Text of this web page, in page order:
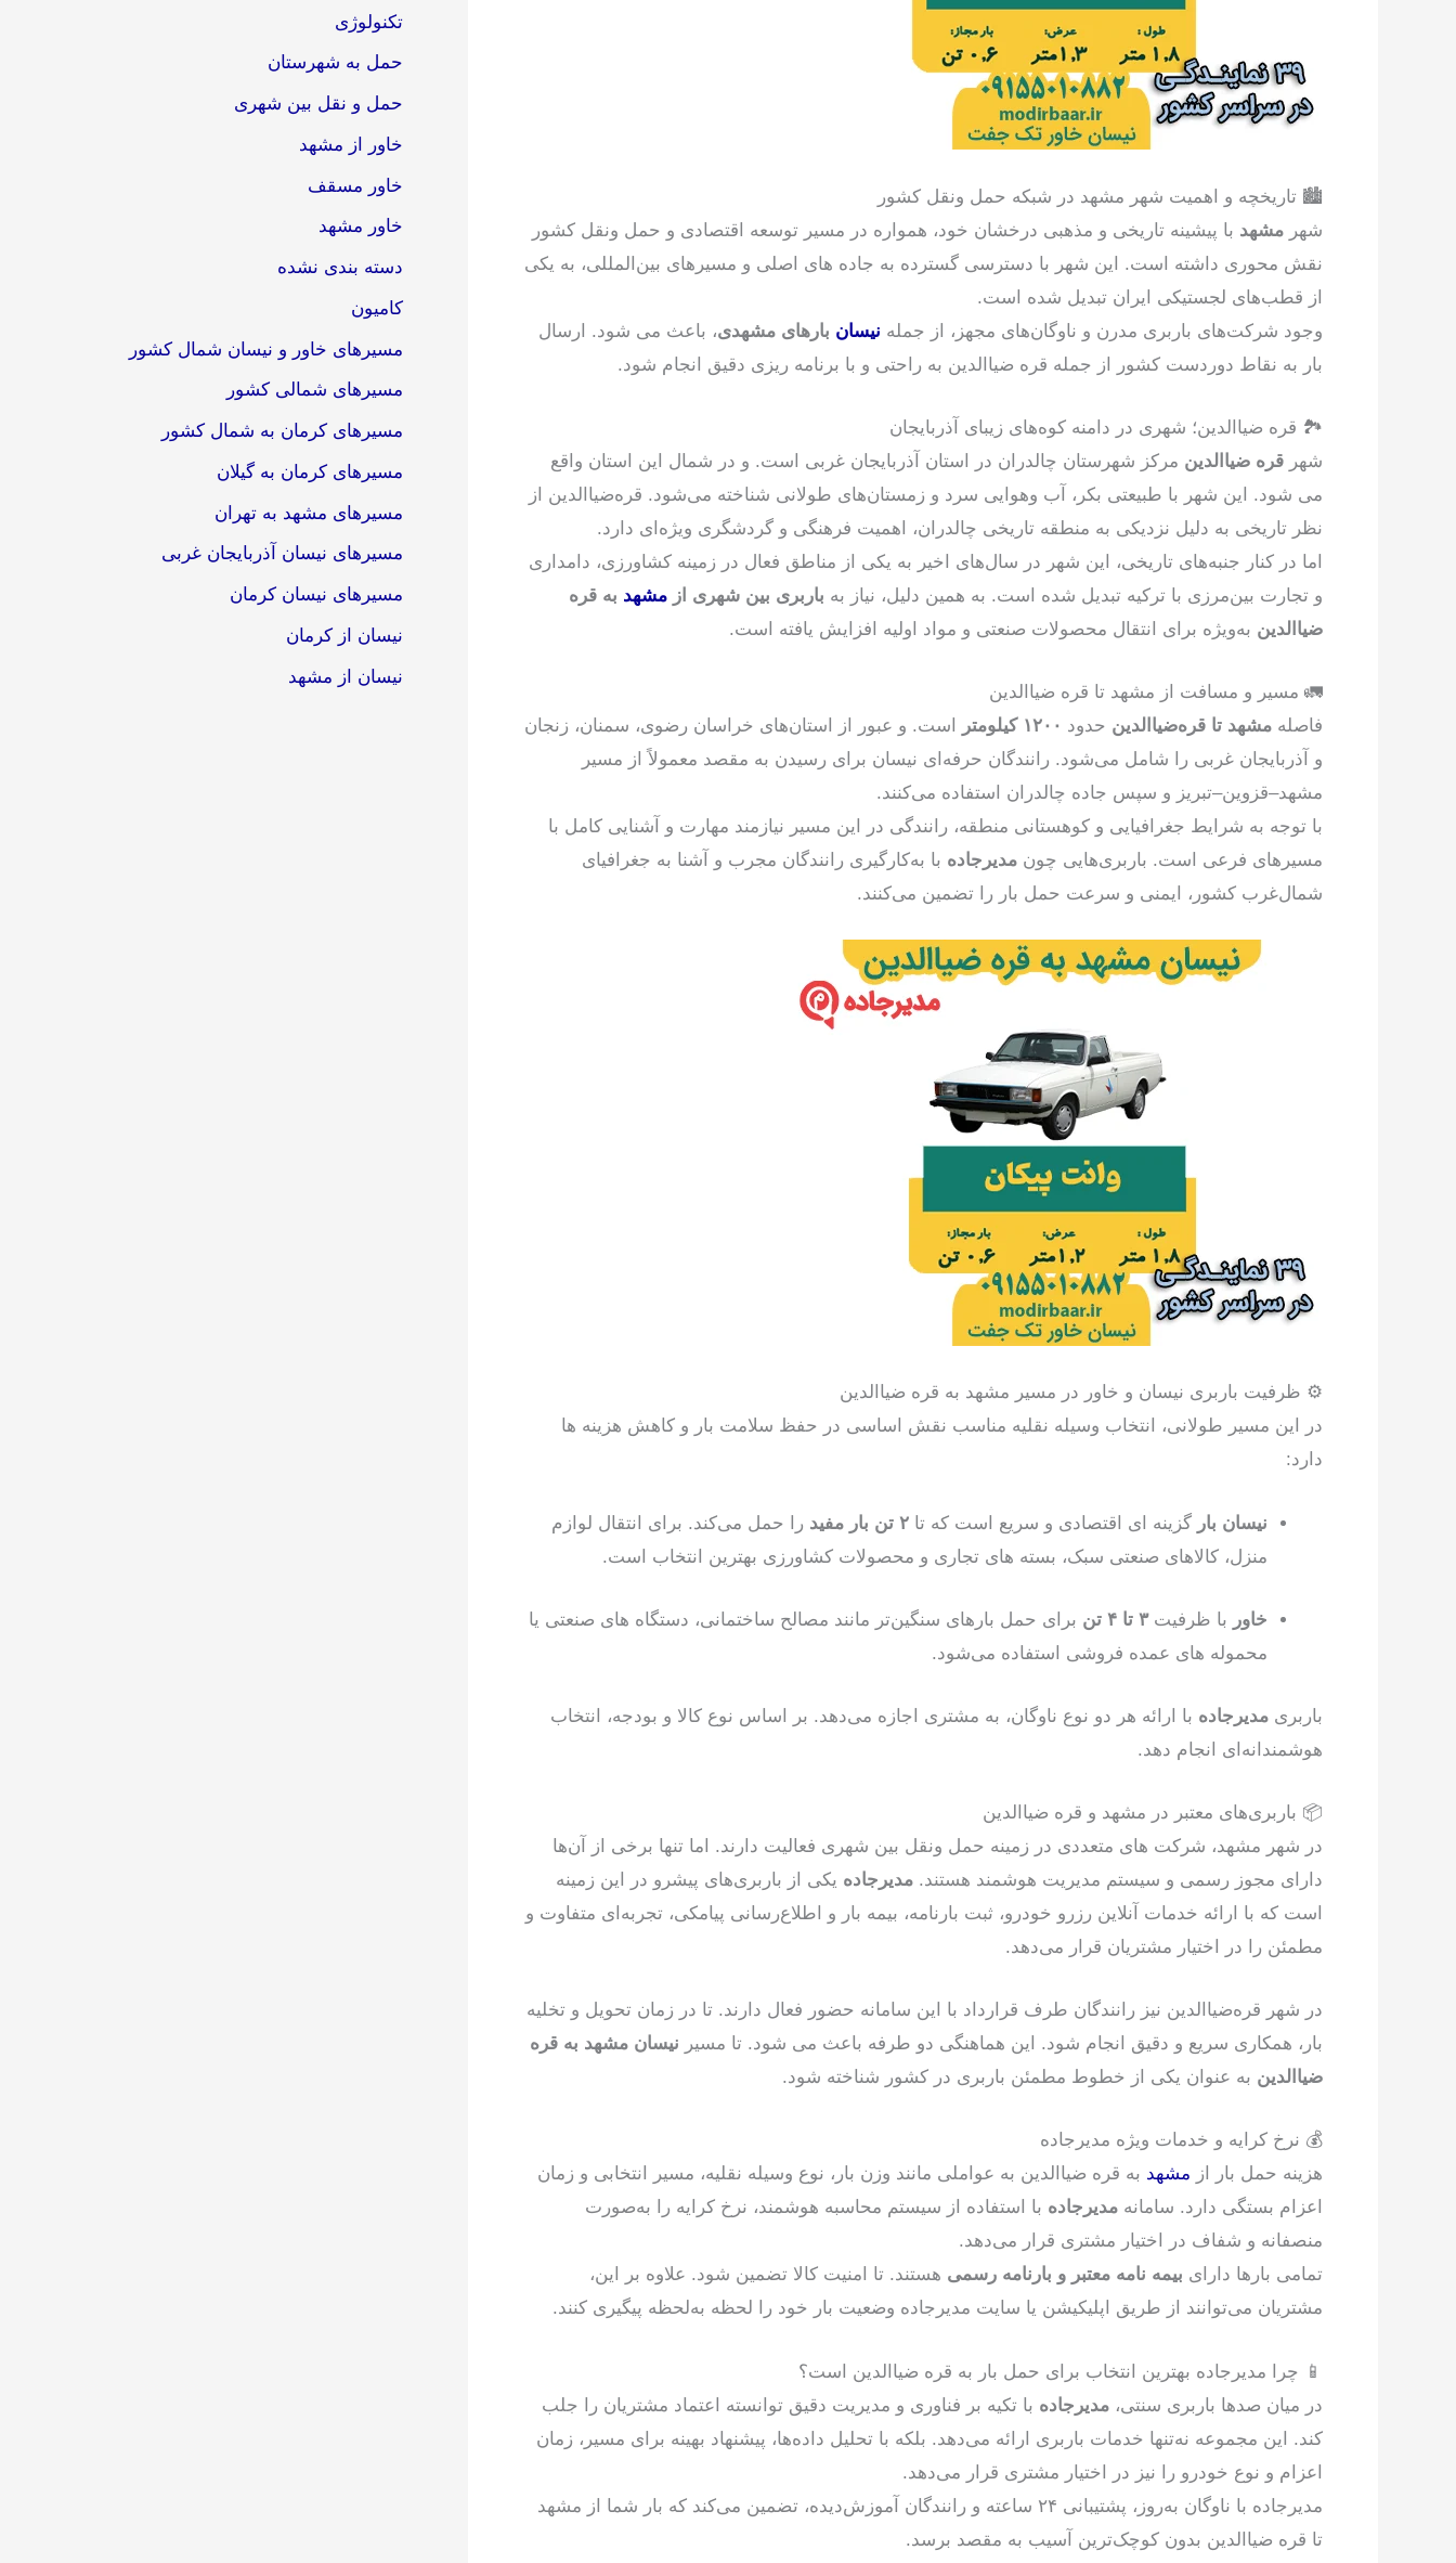
🏙️ تاریخچه و اهمیت شهر مشهد در شبکه حمل ونقل کشور
شهر مشهد با پیشینه تاریخی و مذهبی درخشان خود، همواره در مسیر توسعه اقتصادی و حمل ونقل کشور
نقش محوری داشته است. این شهر با دسترسی گسترده به جاده های اصلی و مسیرهای بین‌المللی، به یکی
از قطب‌های لجستیکی ایران تبدیل شده است.
وجود شرکت‌های باربری مدرن و ناوگان‌های مجهز، از جمله نیسان بارهای مشهدی، باعث می شود. ارسال
بار به نقاط دوردست کشور از جمله قره ضیاالدین به راحتی و با برنامه ریزی دقیق انجام شود.
🏞️ قره ضیاالدین؛ شهری در دامنه کوه‌های زیبای آذربایجان
شهر قره ضیاالدین مرکز شهرستان چالدران در استان آذربایجان غربی است. و در شمال این استان واقع
می شود. این شهر با طبیعتی بکر، آب وهوایی سرد و زمستان‌های طولانی شناخته می‌شود. قره‌ضیاالدین از
نظر تاریخی به دلیل نزدیکی به منطقه تاریخی چالدران، اهمیت فرهنگی و گردشگری ویژه‌ای دارد.
اما در کنار جنبه‌های تاریخی، این شهر در سال‌های اخیر به یکی از مناطق فعال در زمینه کشاورزی، دامداری
و تجارت بین‌مرزی با ترکیه تبدیل شده است. به همین دلیل، نیاز به باربری بین شهری از مشهد به قره
ضیاالدین به‌ویژه برای انتقال محصولات صنعتی و مواد اولیه افزایش یافته است.
🚛 مسیر و مسافت از مشهد تا قره ضیاالدین
فاصله مشهد تا قره‌ضیاالدین حدود ۱۲۰۰ کیلومتر
است. و عبور از استان‌های خراسان رضوی، سمنان، زنجان
و آذربایجان غربی را شامل می‌شود. رانندگان حرفه‌ای نیسان برای رسیدن به مقصد معمولاً از مسیر
مشهد–قزوین–تبریز و سپس جاده چالدران استفاده می‌کنند.
با توجه به شرایط جغرافیایی و کوهستانی منطقه، رانندگی در این مسیر نیازمند مهارت و آشنایی کامل با
مسیرهای فرعی است. باربری‌هایی چون مدیرجاده با به‌کارگیری رانندگان مجرب و آشنا به جغرافیای
شمال‌غرب کشور، ایمنی و سرعت حمل بار را تضمین می‌کنند.
⚙️ ظرفیت باربری نیسان و خاور در مسیر مشهد به قره ضیاالدین
در این مسیر طولانی، انتخاب وسیله نقلیه مناسب نقش اساسی در حفظ سلامت بار و کاهش هزینه ها
دارد:
نیسان بار گزینه ای اقتصادی و سریع است که تا ۲ تن بار مفید
را حمل می‌کند. برای انتقال لوازم
منزل، کالاهای صنعتی سبک، بسته های تجاری و محصولات کشاورزی بهترین انتخاب است.
خاور با ظرفیت۳ تا ۴ تن
برای حمل بارهای سنگین‌تر مانند مصالح ساختمانی، دستگاه های صنعتی یا
محموله های عمده فروشی استفاده می‌شود.
باربری مدیرجاده با ارائه هر دو نوع ناوگان، به مشتری اجازه می‌دهد. بر اساس نوع کالا و بودجه، انتخاب
هوشمندانه‌ای انجام دهد.
📦 باربری‌های معتبر در مشهد و قره ضیاالدین
در شهر مشهد، شرکت های متعددی در زمینه حمل ونقل بین شهری فعالیت دارند. اما تنها برخی از آن‌ها
دارای مجوز رسمی و سیستم مدیریت هوشمند هستند. مدیرجاده یکی از باربری‌های پیشرو در این زمینه
است که با ارائه خدمات آنلاین رزرو خودرو، ثبت بارنامه، بیمه بار و اطلاع‌رسانی پیامکی، تجربه‌ای متفاوت و
مطمئن را در اختیار مشتریان قرار می‌دهد.
در شهر قره‌ضیاالدین نیز رانندگان طرف قرارداد با این سامانه حضور فعال دارند. تا در زمان تحویل و تخلیه
بار، همکاری سریع و دقیق انجام شود. این هماهنگی دو طرفه باعث می شود. تا مسیر نیسان مشهد به قره
ضیاالدین به عنوان یکی از خطوط مطمئن باربری در کشور شناخته شود.
💰 نرخ کرایه و خدمات ویژه مدیرجاده
هزینه حمل بار از مشهد به قره ضیاالدین به عواملی مانند وزن بار، نوع وسیله نقلیه، مسیر انتخابی و زمان
اعزام بستگی دارد. سامانه مدیرجاده با استفاده از سیستم محاسبه هوشمند، نرخ کرایه را به‌صورت
منصفانه و شفاف در اختیار مشتری قرار می‌دهد.
تمامی بارها دارای بیمه نامه معتبر و بارنامه رسمی هستند. تا امنیت کالا تضمین شود. علاوه بر این،
مشتریان می‌توانند از طریق اپلیکیشن یا سایت مدیرجاده وضعیت بار خود را لحظه به‌لحظه پیگیری کنند.
📱 چرا مدیرجاده بهترین انتخاب برای حمل بار به قره ضیاالدین است؟
در میان صدها باربری سنتی، مدیرجاده با تکیه بر فناوری و مدیریت دقیق توانسته اعتماد مشتریان را جلب
کند. این مجموعه نه‌تنها خدمات باربری ارائه می‌دهد. بلکه با تحلیل داده‌ها، پیشنهاد بهینه برای مسیر، زمان
اعزام و نوع خودرو را نیز در اختیار مشتری قرار می‌دهد.
مدیرجاده با ناوگان به‌روز، پشتیبانی ۲۴ ساعته و رانندگان آموزش‌دیده، تضمین می‌کند که بار شما از مشهد
تا قره ضیاالدین بدون کوچک‌ترین آسیب به مقصد برسد.
تکنولوژی
حمل به شهرستان
حمل و نقل بین شهری
خاور از مشهد
خاور مسقف
خاور مشهد
دسته بندی نشده
کامیون
مسیرهای خاور و نیسان شمال کشور
مسیرهای شمالی کشور
مسیرهای کرمان به شمال کشور
مسیرهای کرمان به گیلان
مسیرهای مشهد به تهران
مسیرهای نیسان آذربایجان غربی
مسیرهای نیسان کرمان
نیسان از کرمان
نیسان از مشهد